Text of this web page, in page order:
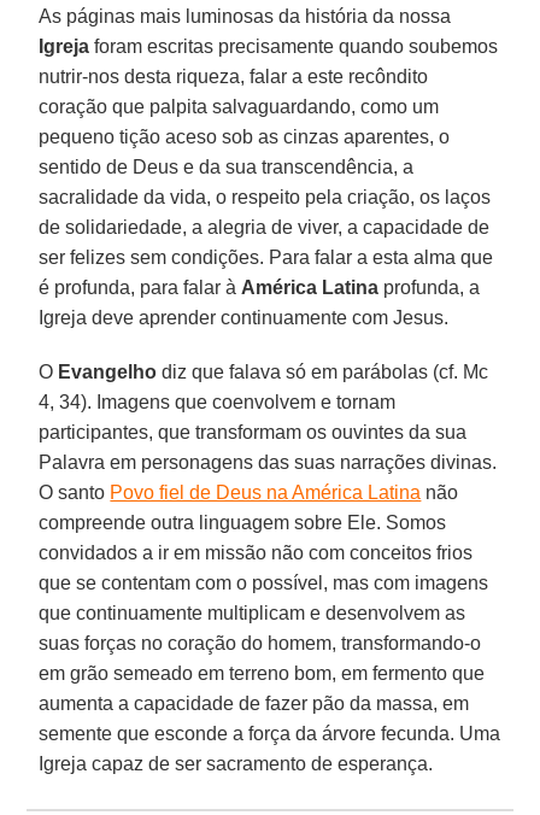
As páginas mais luminosas da história da nossa
Igreja foram escritas precisamente quando soubemos
nutrir-nos desta riqueza, falar a este recôndito
coração que palpita salvaguardando, como um
pequeno tição aceso sob as cinzas aparentes, o
sentido de Deus e da sua transcendência, a
sacralidade da vida, o respeito pela criação, os laços
de solidariedade, a alegria de viver, a capacidade de
ser felizes sem condições. Para falar a esta alma que
é profunda, para falar à América Latina profunda, a
Igreja deve aprender continuamente com Jesus.
O Evangelho diz que falava só em parábolas (cf. Mc
4, 34). Imagens que coenvolvem e tornam
participantes, que transformam os ouvintes da sua
Palavra em personagens das suas narrações divinas.
O santo Povo fiel de Deus na América Latina não
compreende outra linguagem sobre Ele. Somos
convidados a ir em missão não com conceitos frios
que se contentam com o possível, mas com imagens
que continuamente multiplicam e desenvolvem as
suas forças no coração do homem, transformando-o
em grão semeado em terreno bom, em fermento que
aumenta a capacidade de fazer pão da massa, em
semente que esconde a força da árvore fecunda. Uma
Igreja capaz de ser sacramento de esperança.